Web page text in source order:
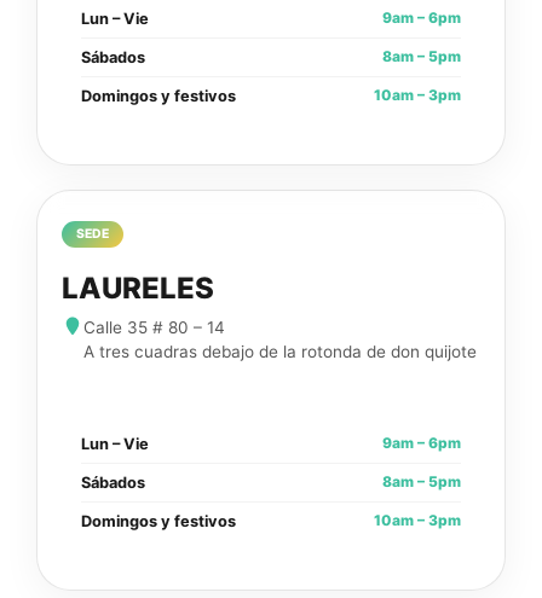
Lun – Vie 9am – 6pm
Sábados 8am – 5pm
Domingos y festivos 10am – 3pm
SEDE
LAURELES
Calle 35 # 80 – 14
A tres cuadras debajo de la rotonda de don quijote
Lun – Vie 9am – 6pm
Sábados 8am – 5pm
Domingos y festivos 10am – 3pm